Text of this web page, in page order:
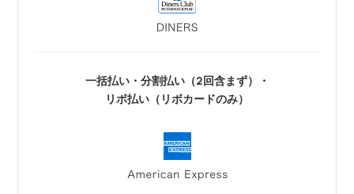
一括払い・分割払い（2回含まず）・
リボ払い（リボカードのみ）